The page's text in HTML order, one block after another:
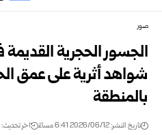
صور
الجسور الحجرية
شواهد أثرية على عمق
بالمنطقة
تاريخ النشر: 2026/06/12 6:41 مساءً اخر تحديث: 2026/06/12 6:41 مساءً